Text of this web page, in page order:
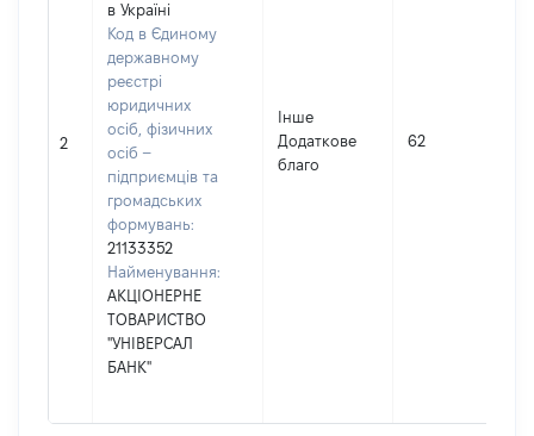
2
в Україні
Код в Єдиному
державному
реєстрі
юридичних
осіб, фізичних
осіб –
підприємців та
громадських
формувань:
21133352
Найменування:
АКЦІОНЕРНЕ
ТОВАРИСТВО
"УНІВЕРСАЛ
БАНК"
Інше
Додаткове
благо
62